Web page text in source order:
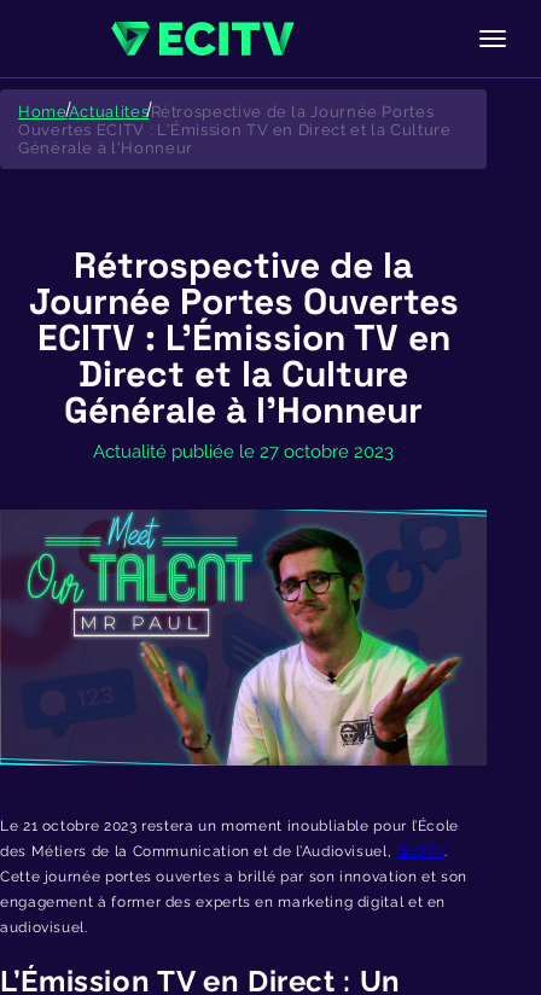
Skip
content
HomeActualitesRétrospective de la Journée Portes
Ouvertes ECITV : L'Émission TV en Direct et la Culture
Générale à l'Honneur
Rétrospective de la
Journée Portes Ouvertes
ECITV : L’Émission TV en
Direct et la Culture
Générale à l’Honneur
Actualité publiée le 27 octobre 2023
Le 21 octobre 2023 restera un moment inoubliable pour l’École
des Métiers de la Communication et de l’Audiovisuel, l’ECITV.
Cette journée portes ouvertes a brillé par son innovation et son
engagement à former des experts en marketing digital et en
audiovisuel.
L’Émission TV en Direct : Un